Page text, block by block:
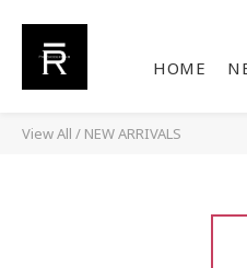
HOME
View All / NEW ARRIVALS